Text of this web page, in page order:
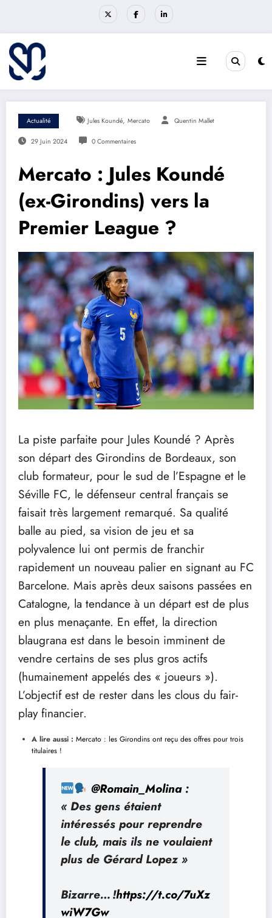
Actualité Jules Koundé, Mercato Quentin Mallet
29 Juin 2024 0 Commentaires
Mercato : Jules Koundé
(ex-Girondins) vers la
Premier League ?
La piste parfaite pour Jules Koundé ? Après
son départ des Girondins de Bordeaux, son
club formateur, pour le sud de l’Espagne et le
Séville FC, le défenseur central français se
faisait très largement remarqué. Sa qualité
balle au pied, sa vision de jeu et sa
polyvalence lui ont permis de franchir
rapidement un nouveau palier en signant au FC
Barcelone. Mais après deux saisons passées en
Catalogne, la tendance à un départ est de plus
en plus menaçante. En effet, la direction
blaugrana est dans le besoin imminent de
vendre certains de ses plus gros actifs
(humainement appelés des « joueurs »).
L’objectif est de rester dans les clous du fair-
play financier.
A lire aussi : Mercato : les Girondins ont reçu des offres pour trois
titulaires !
@Romain_Molina:
« Des gens étaient
intéressés pour reprendre
le club, mais ils ne voulaient
plus de Gérard Lopez »
Bizarre… !https://t.co/7uXz
wiW7Gw